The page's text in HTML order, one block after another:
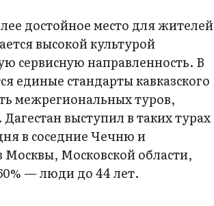
достойное место для жителей
высокой культурой
сервисную направленность. В
единые стандарты кавказского
межрегиональных туров,
выступил в таких турах
в соседние Чечню и
Московской области,
— люди до 44 лет.